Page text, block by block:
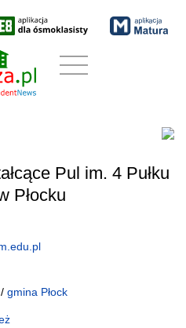
Pul im. 4 Pułku
Płocku
/ gmina Płock